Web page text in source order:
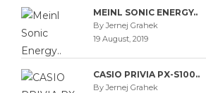
MEINL SONIC ENERGY..
By Jernej Grahek
19 August, 2019
CASIO PRIVIA PX-S100..
By Jernej Grahek